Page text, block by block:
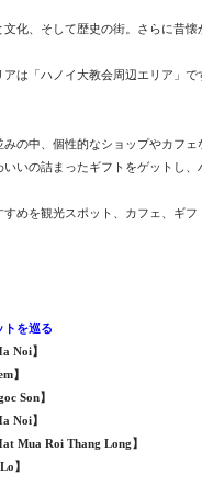
化、そして歴史の街。さらに昔
は「ハノイ大教会周辺エリア」
の中、個性的なショップやカフ
いの詰まったギフトをゲットし
めを観光スポット、カフェ、ギ
トを巡る
Noi】
】
Son】
Noi】
Mua Roi Thang Long】
】